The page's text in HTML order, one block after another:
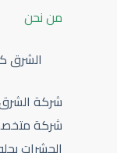
من نحن
الشرق
شركة
شركة
الحشرات